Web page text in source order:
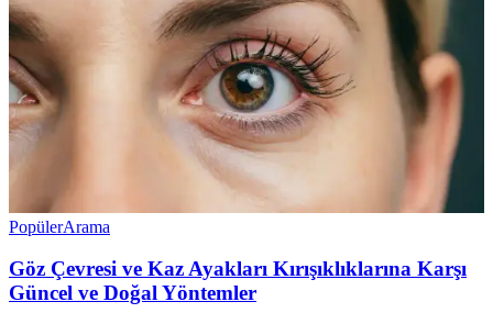
PopülerArama
Göz Çevresi ve Kaz Ayakları Kırışıklıklarına Karşı
Güncel ve Doğal Yöntemler